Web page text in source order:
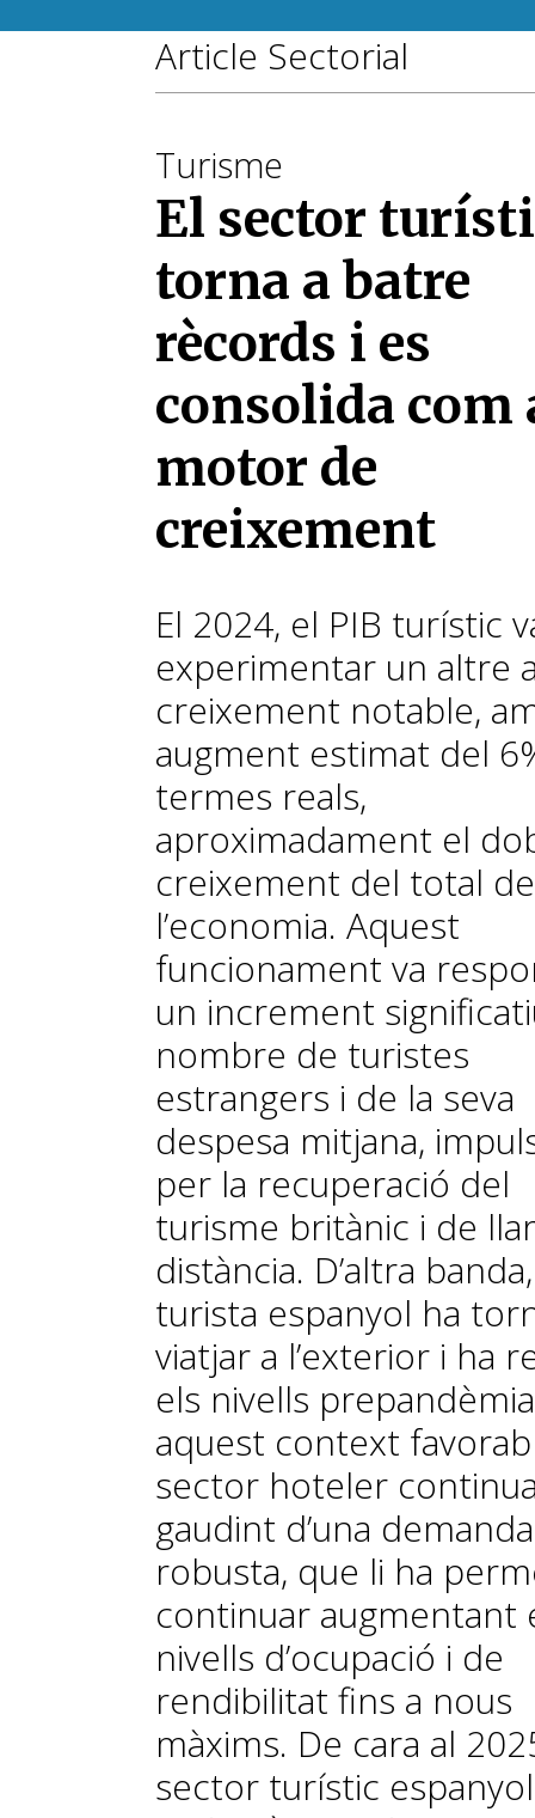
Article Sectorial
Turisme
El sector
torna a batre
rècords i es
consolida com
motor de
creixement
El 2024, el PIB turístic
experimentar un altre
creixement notable,
augment estimat del
termes reals,
aproximadament el
creixement del total de
l’economia. Aquest
funcionament va
un increment
nombre de turistes
estrangers i de la seva
despesa mitjana,
per la recuperació del
turisme britànic i de
distància. D’altra
turista espanyol ha
viatjar a l’exterior i ha
els nivells
aquest context
sector hoteler
gaudint d’una
robusta, que li ha
continuar augmentant
nivells d’ocupació i de
rendibilitat fins a nous
màxims. De cara al
sector turístic espanyol